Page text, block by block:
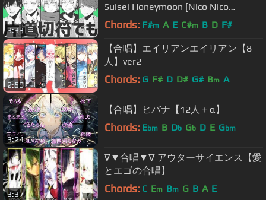
3:33
Suisei Honeymoon [Nico Nico
Chorus]
Chords: F#m A E C#m B D F#
2:59
【合唱】エイリアンエイリアン【8
人】ver2
Chords: G F# D D# G# Bm A
3:24
【合唱】ヒバナ【12人＋α】
Chords: Ebm B Db Gb D E Gbm
3:37
∇▼合唱▼∇ アウターサイエンス【愛
とエゴの合唱】
Chords: C Em Bm G B A E